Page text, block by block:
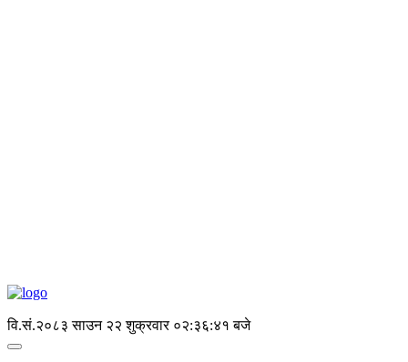
वि.सं.२०८३ साउन २२ शुक्रवार ०२:३६:४२ बजे